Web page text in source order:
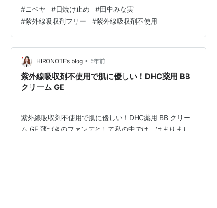
た。 「私は肝斑だから日焼けないできないの。肝斑はね
５分で悪化するのよ、知ってる？」とは言えず、ひっぱ
りだされてしまいました💦 実家の玄関にあった日焼け止
めをオッサン塗りして（鏡も見ずに山のようにだしてガ
ンガン塗る方式）挑みました。 結果顔は、なんとか焼け
ずにセーフだったと思う。 普段…
#ニベヤ #日焼け止め #田中みな実
#紫外線吸収剤フリー #紫外線吸収剤不使用
HIRONOTE’s blog • 5年前
紫外線吸収剤不使用で肌に優しい！DHC薬用 BB
クリーム GE